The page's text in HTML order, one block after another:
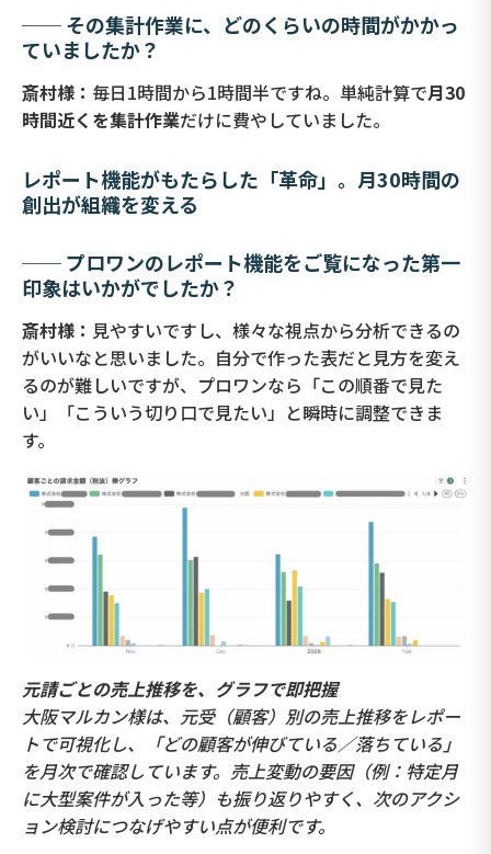
── その集計作業に、どのくらいの時間がかかっ
ていましたか？
斎村様： 毎日1時間から1時間半ですね。単純計算で月30
時間近くを集計作業だけに費やしていました。
レポート機能がもたらした「革命」。月30時間の
創出が組織を変える
── プロワンのレポート機能をご覧になった第一
印象はいかがでしたか？
斎村様： 見やすいですし、様々な視点から分析できるの
がいいなと思いました。自分で作った表だと見方を変え
るのが難しいですが、プロワンなら「この順番で見た
い」「こういう切り口で見たい」と瞬時に調整できま
す。
元請ごとの売上推移を、グラフで即把握
大阪マルカン様は、元受（顧客）別の売上推移をレポー
トで可視化し、「どの顧客が伸びている／落ちている」
を月次で確認しています。売上変動の要因（例：特定月
に大型案件が入った等）も振り返りやすく、次のアクシ
ョン検討につなげやすい点が便利です。